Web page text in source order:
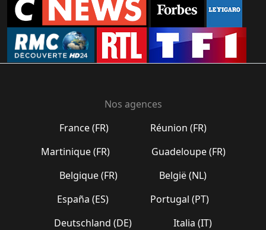
Nos agences
France (FR)
Réunion (FR)
Martinique (FR)
Guadeloupe (FR)
Belgique (FR)
België (NL)
España (ES)
Portugal (PT)
Deutschland (DE)
Italia (IT)